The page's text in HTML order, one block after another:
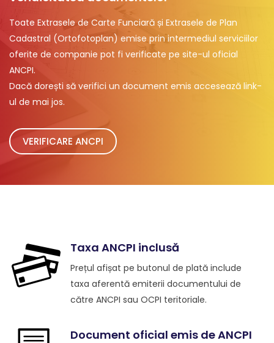
Toate Extrasele de Carte Funciară și Extrasele de Plan
Cadastral (Ortofotoplan) emise prin intermediul serviciilor
oferite de companie pot fi verificate pe site-ul oficial
ANCPI.
Dacă dorești să verifici un document emis accesează link-
ul de mai jos.
VERIFICARE ANCPI
Taxa ANCPI inclusă
Prețul afișat pe butonul de plată include
taxa aferentă emiterii documentului de
către ANCPI sau OCPI teritoriale.
Document oficial emis de ANCPI